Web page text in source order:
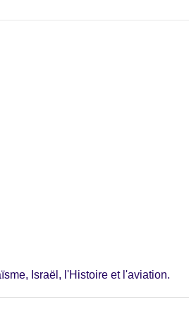
Israël, l'Histoire et l'aviation.